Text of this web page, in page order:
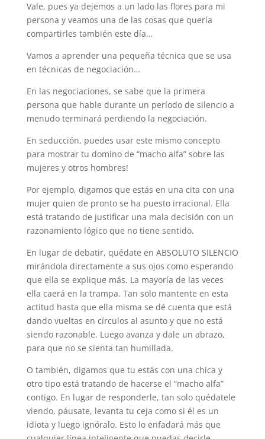
Vale, pues ya dejemos a un lado las flores para mi
persona y veamos una de las cosas que quería
compartirles también este día…
Vamos a aprender una pequeña técnica que se usa
en técnicas de negociación…
En las negociaciones, se sabe que la primera
persona que hable durante un período de silencio a
menudo terminará perdiendo la negociación.
En seducción, puedes usar este mismo concepto
para mostrar tu domino de “macho alfa” sobre las
mujeres y otros hombres!
Por ejemplo, digamos que estás en una cita con una
mujer quien de pronto se ha puesto irracional. Ella
está tratando de justificar una mala decisión con un
razonamiento lógico que no tiene sentido.
En lugar de debatir, quédate en ABSOLUTO SILENCIO
mirándola directamente a sus ojos como esperando
que ella se explique más. La mayoría de las veces
ella caerá en la trampa. Tan solo mantente en esta
actitud hasta que ella misma se dé cuenta que está
dando vueltas en círculos al asunto y que no está
siendo razonable. Luego avanza y dale un abrazo,
para que no se sienta tan humillada.
O también, digamos que tu estás con una chica y
otro tipo está tratando de hacerse el “macho alfa”
contigo. En lugar de responderle, tan solo quédatele
viendo, páusate, levanta tu ceja como si él es un
idiota y luego ignóralo. Esto lo enfadará más que